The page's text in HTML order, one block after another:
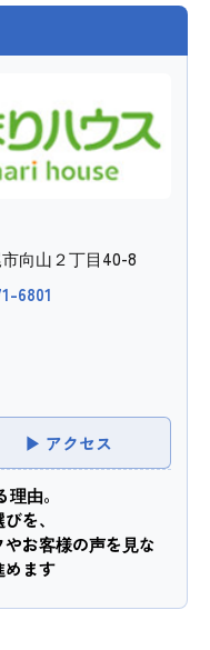
向山２丁目40-8
6801
▶ アクセス
由。
を、
お客様の声を見な
めます